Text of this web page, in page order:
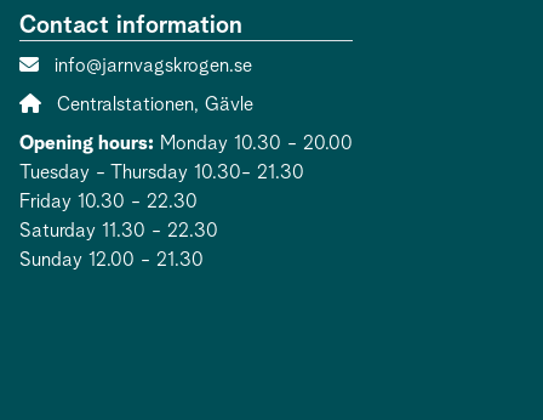
Contact information
Contact person email:
info@jarnvagskrogen.se
Address:
Centralstationen, Gävle
Opening hours: Monday 10.30 - 20.00
Tuesday - Thursday 10.30- 21.30
Friday 10.30 - 22.30
Saturday 11.30 - 22.30
Sunday 12.00 - 21.30